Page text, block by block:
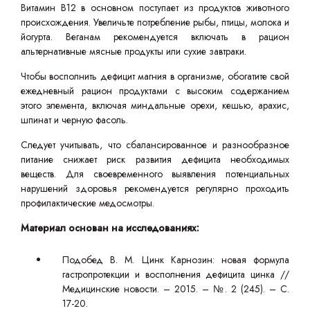
Витамин B12 в основном поступает из продуктов животного
происхождения. Увеличьте потребление рыбы, птицы, молока и
йогурта. Веганам рекомендуется включать в рацион
альтернативные мясные продукты или сухие завтраки.
Чтобы восполнить дефицит магния в организме, обогатите свой
ежедневный рацион продуктами с высоким содержанием
этого элемента, включая миндальные орехи, кешью, арахис,
шпинат и черную фасоль.
Следует учитывать, что сбалансированное и разнообразное
питание снижает риск развития дефицита необходимых
веществ. Для своевременного выявления потенциальных
нарушений здоровья рекомендуется регулярно проходить
профилактические медосмотры.
Материал основан на исследованиях:
Подобед В. М. Цинк Карнозин: новая формула
гастропротекции и восполнения дефицита цинка //
Медицинские новости. – 2015. – №. 2 (245). – С.
17-20.